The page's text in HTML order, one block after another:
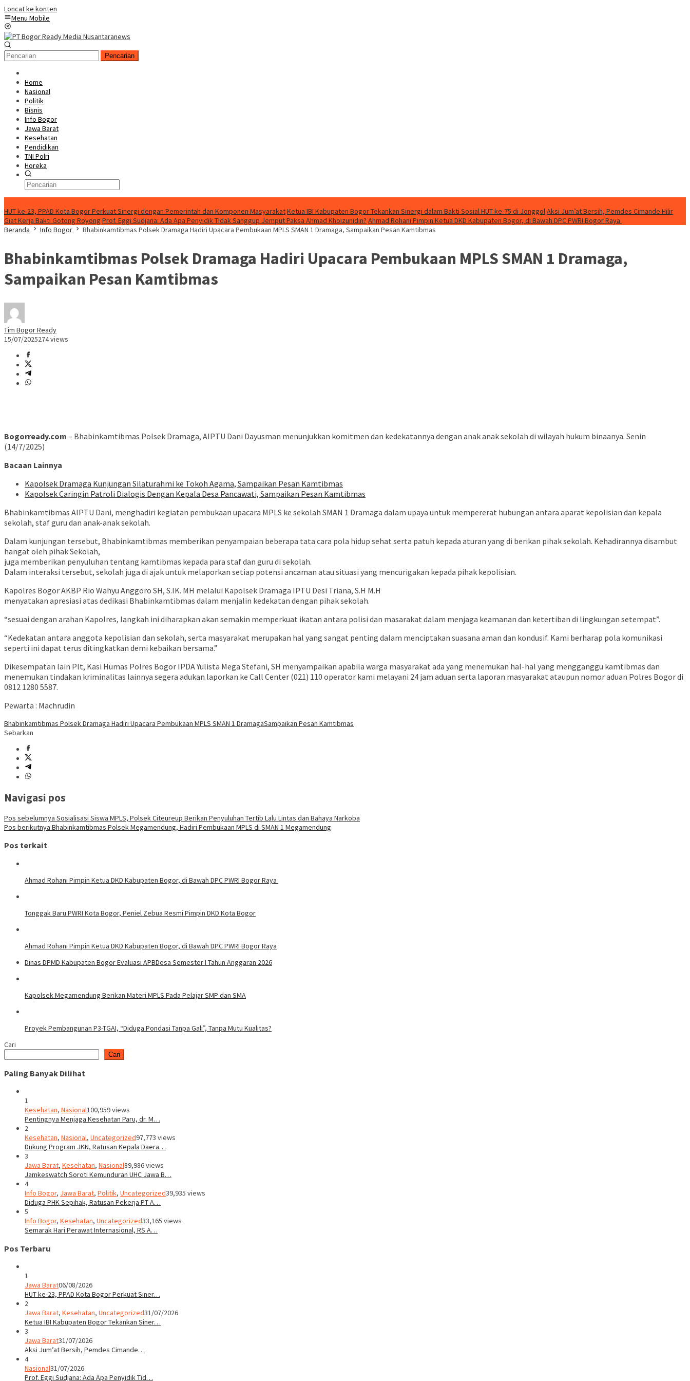
Loncat ke konten
Menu Mobile
Pencarian
Home
Nasional
Politik
Bisnis
Info Bogor
Jawa Barat
Kesehatan
Pendidikan
TNI Polri
Horeka
HUT ke-23, PPAD Kota Bogor Perkuat Sinergi dengan Pemerintah dan Komponen MasyarakatKetua IBI Kabupaten Bogor Tekankan Sinergi dalam Bakti Sosial HUT ke-75 di JonggolAksi Jum’at Bersih, Pemdes Cimande Hilir
Giat Kerja Bakti Gotong Royong Prof. Eggi Sudjana: Ada Apa Penyidik Tidak Sanggup Jemput Paksa Ahmad Khoizunidin? Ahmad Rohani Pimpin Ketua DKD Kabupaten Bogor, di Bawah DPC PWRI Bogor Raya
Beranda
Info Bogor Bhabinkamtibmas Polsek Dramaga Hadiri Upacara Pembukaan MPLS SMAN 1 Dramaga, Sampaikan Pesan Kamtibmas
Bhabinkamtibmas Polsek Dramaga Hadiri Upacara Pembukaan MPLS SMAN 1 Dramaga,
Sampaikan Pesan Kamtibmas
Tim Bogor Ready
15/07/2025274 views
Bogorready.com – Bhabinkamtibmas Polsek Dramaga, AIPTU Dani Dayusman menunjukkan komitmen dan kedekatannya dengan anak anak sekolah di wilayah hukum binaanya. Senin
(14/7/2025)
Bacaan Lainnya
Kapolsek Dramaga Kunjungan Silaturahmi ke Tokoh Agama, Sampaikan Pesan Kamtibmas
Kapolsek Caringin Patroli Dialogis Dengan Kepala Desa Pancawati, Sampaikan Pesan Kamtibmas
Bhabinkamtibmas AIPTU Dani, menghadiri kegiatan pembukaan upacara MPLS ke sekolah SMAN 1 Dramaga dalam upaya untuk mempererat hubungan antara aparat kepolisian dan kepala
sekolah, staf guru dan anak-anak sekolah.
Dalam kunjungan tersebut, Bhabinkamtibmas memberikan penyampaian beberapa tata cara pola hidup sehat serta patuh kepada aturan yang di berikan pihak sekolah. Kehadirannya disambut
hangat oleh pihak Sekolah,
juga memberikan penyuluhan tentang kamtibmas kepada para staf dan guru di sekolah.
Dalam interaksi tersebut, sekolah juga di ajak untuk melaporkan setiap potensi ancaman atau situasi yang mencurigakan kepada pihak kepolisian.
Kapolres Bogor AKBP Rio Wahyu Anggoro SH, S.IK. MH melalui Kapolsek Dramaga IPTU Desi Triana, S.H M.H
menyatakan apresiasi atas dedikasi Bhabinkamtibmas dalam menjalin kedekatan dengan pihak sekolah.
“sesuai dengan arahan Kapolres, langkah ini diharapkan akan semakin memperkuat ikatan antara polisi dan masarakat dalam menjaga keamanan dan ketertiban di lingkungan setempat”.
“Kedekatan antara anggota kepolisian dan sekolah, serta masyarakat merupakan hal yang sangat penting dalam menciptakan suasana aman dan kondusif. Kami berharap pola komunikasi
seperti ini dapat terus ditingkatkan demi kebaikan bersama.”
Dikesempatan lain Plt, Kasi Humas Polres Bogor IPDA Yulista Mega Stefani, SH menyampaikan apabila warga masyarakat ada yang menemukan hal-hal yang mengganggu kamtibmas dan
menemukan tindakan kriminalitas lainnya segera adukan laporkan ke Call Center (021) 110 operator kami melayani 24 jam aduan serta laporan masyarakat ataupun nomor aduan Polres Bogor di
0812 1280 5587.
Pewarta : Machrudin
Bhabinkamtibmas Polsek Dramaga Hadiri Upacara Pembukaan MPLS SMAN 1 DramagaSampaikan Pesan Kamtibmas
Sebarkan
Navigasi pos
Pos sebelumnya Sosialisasi Siswa MPLS, Polsek Citeureup Berikan Penyuluhan Tertib Lalu Lintas dan Bahaya Narkoba
Pos berikutnya Bhabinkamtibmas Polsek Megamendung, Hadiri Pembukaan MPLS di SMAN 1 Megamendung
Pos terkait
Ahmad Rohani Pimpin Ketua DKD Kabupaten Bogor, di Bawah DPC PWRI Bogor Raya
Tonggak Baru PWRI Kota Bogor, Peniel Zebua Resmi Pimpin DKD Kota Bogor
Ahmad Rohani Pimpin Ketua DKD Kabupaten Bogor, di Bawah DPC PWRI Bogor Raya
Dinas DPMD Kabupaten Bogor Evaluasi APBDesa Semester I Tahun Anggaran 2026
Kapolsek Megamendung Berikan Materi MPLS Pada Pelajar SMP dan SMA
Proyek Pembangunan P3-TGAI, “Diduga Pondasi Tanpa Gali”, Tanpa Mutu Kualitas?
Cari
Cari
Paling Banyak Dilihat
1
Kesehatan, Nasional100,959 views
Pentingnya Menjaga Kesehatan Paru, dr. M…
2
Kesehatan, Nasional, Uncategorized97,773 views
Dukung Program JKN, Ratusan Kepala Daera…
3
Jawa Barat, Kesehatan, Nasional89,986 views
Jamkeswatch Soroti Kemunduran UHC Jawa B…
4
Info Bogor, Jawa Barat, Politik, Uncategorized39,935 views
Diduga PHK Sepihak, Ratusan Pekerja PT A…
5
Info Bogor, Kesehatan, Uncategorized33,165 views
Semarak Hari Perawat Internasional, RS A…
Pos Terbaru
1
Jawa Barat06/08/2026
HUT ke-23, PPAD Kota Bogor Perkuat Siner…
2
Jawa Barat, Kesehatan, Uncategorized31/07/2026
Ketua IBI Kabupaten Bogor Tekankan Siner…
3
Jawa Barat31/07/2026
Aksi Jum’at Bersih, Pemdes Cimande…
4
Nasional31/07/2026
Prof. Eggi Sudjana: Ada Apa Penyidik Tid…